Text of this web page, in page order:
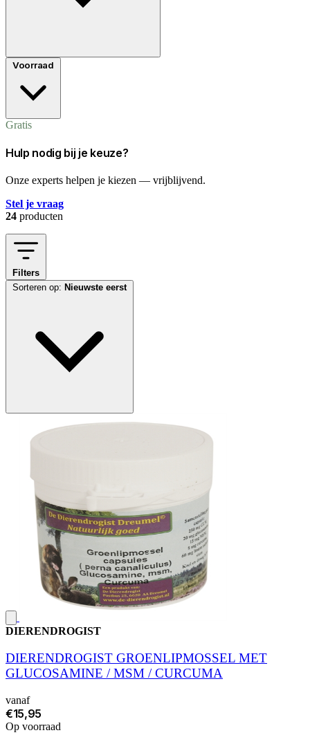
Voorraad
Gratis
Hulp nodig bij je keuze?
Onze experts helpen je kiezen — vrijblijvend.
Stel je vraag
24 producten
Filters
Sorteren op: Nieuwste eerst
DIERENDROGIST
DIERENDROGIST GROENLIPMOSSEL MET
GLUCOSAMINE / MSM / CURCUMA
vanaf
€15,95
Op voorraad